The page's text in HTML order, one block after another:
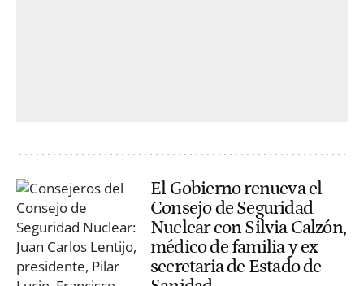
El Gobierno renueva el
Consejo de Seguridad
Nuclear con Silvia Calzón,
médico de familia y ex
secretaria de Estado de